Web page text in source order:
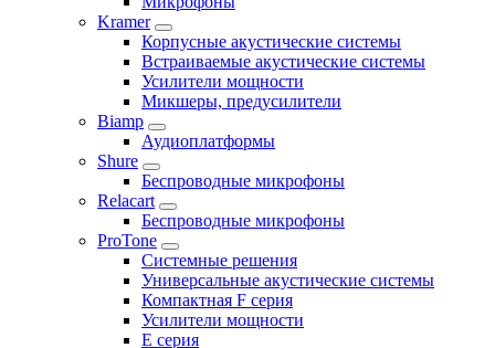
Kramer
Корпусные акустические системы
Встраиваемые акустические системы
Усилители мощности
Микшеры, предусилители
Biamp
Аудиоплатформы
Shure
Беспроводные микрофоны
Relacart
Беспроводные микрофоны
ProTone
Системные решения
Универсальные акустические системы
Компактная F серия
Усилители мощности
E серия